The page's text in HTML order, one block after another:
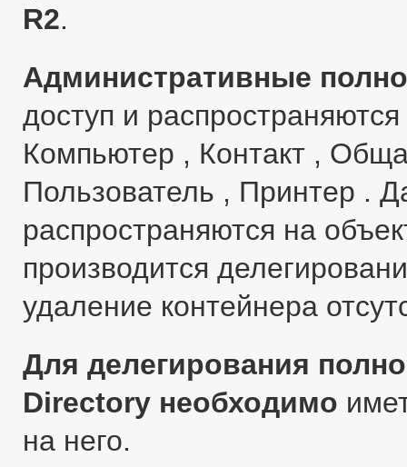
R2.
Административные
доступ и
Компьютер , Контакт ,
Пользователь , Принтер .
распространяются на
производится
удаление контейнера
Для делегирования
Directory необходимо
на него.